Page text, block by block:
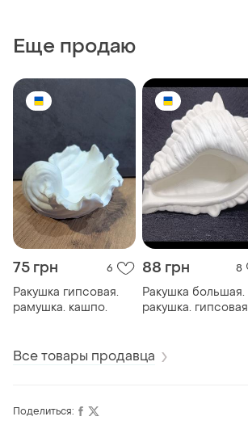
Еще продаю
75 грн 6
Ракушка гипсовая.
рамушка. кашпо.
88 грн 8
Ракушка большая.
ракушка. гипсовая
копилка
Все товары продавца
Поделиться: